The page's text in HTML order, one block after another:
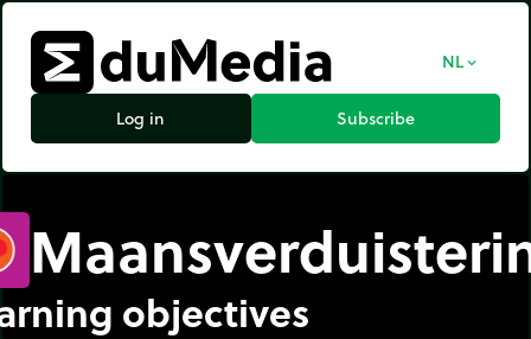
NL expand_more
Log in Subscribe
objectives